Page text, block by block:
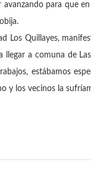
para que
Los Quillayes,
llegar a comuna de
estábamos
y los vecinos la